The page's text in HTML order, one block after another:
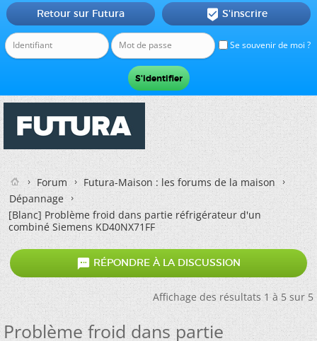
Se souvenir de moi ?
Retour sur Futura  S'inscrire
Forum
Futura-Maison : les forums de la maison
Dépannage
[Blanc]Problème froid dans partie réfrigérateur d'un
combiné Siemens KD40NX71FF
 RÉPONDRE À LA DISCUSSION
Affichage des résultats 1 à 5 sur 5
Problème froid dans partie